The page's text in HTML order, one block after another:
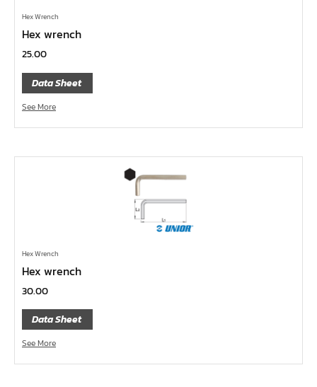
ด้ามฟรี ด้ามเหล็ก คอพับ กดปุ่ม
ด้ามฟรี ยาง คอพับ
ด้ามฟรี ด้ามเรียบ คอพับ
ด้ามฟรี ด้ามเหล็ก คอพับ
ด้ามฟรี หัวเล็ก ด้ามยาง กดปุ่ม 1/4", 3/8", 1/2"
ด้ามฟรี หัวเล็ก ด้ามเรียบ กดปุ่ม 1/4", 3/8", 1/2"
ด้ามฟรี หัวเล็ก ด้ามยาง 1/4", 3/8", 1/2"
ด้ามฟรี หัวเล็ก ด้ามเรียบ 1/4", 3/8", 1/2"
ด้ามฟรี หัวเล็ก ด้ามเหล็ก 1/4", 3/8", 1/2"
ด้ามฟรี ด้ามยาง 1/4", 3/8", 1/2"
ด้ามฟรี ด้ามเหล็ก 1/4", 3/8", 1/2", 1"
บ๊อกซ์เดือยโผล่ ท๊อกซ์ พลัส 5 แฉก
บ๊อกซ์เดือยโผล่ ท๊อกซ์ พลัส, ท๊อกซ์ RibeCV
Hex Wrench
Hex wrench
25.00
Data Sheet
See More
Hex Wrench
Hex wrench
30.00
Data Sheet
See More